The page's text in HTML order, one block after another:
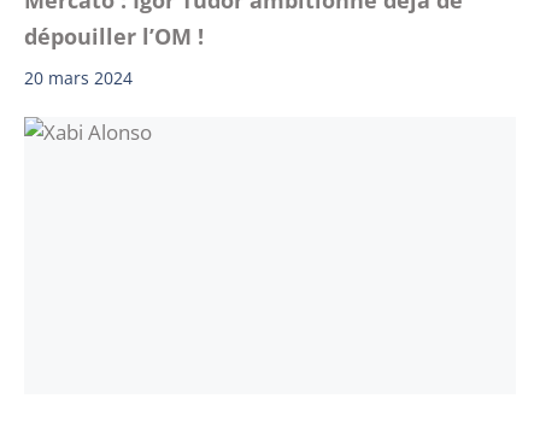
dépouiller l’OM !
20 mars 2024